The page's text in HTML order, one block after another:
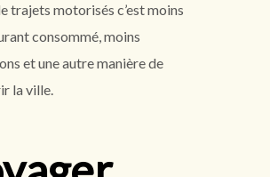
trajets motorisés c’est moins
consommé, moins
et une autre manière de
la ville.